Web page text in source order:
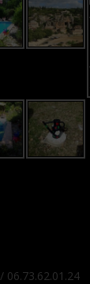
06.73.62.01.24